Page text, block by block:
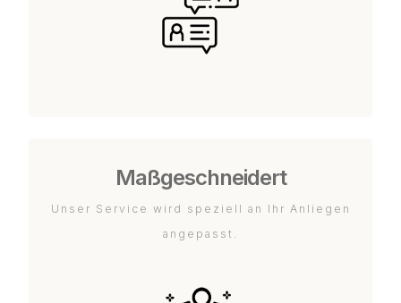
Maßgeschneidert
Unser Service wird speziell an Ihr Anliegen
angepasst.